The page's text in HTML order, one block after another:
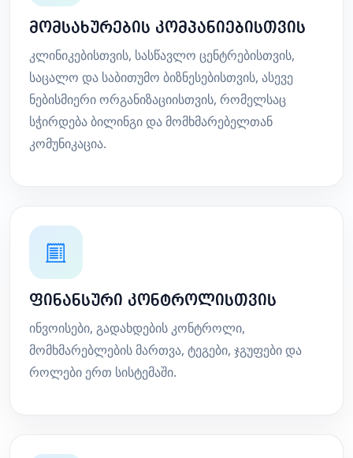
მომსახურების კომპანიებისთვის
კლინიკებისთვის, სასწავლო ცენტრებისთვის,
საცალო და საბითუმო ბიზნესებისთვის, ასევე
ნებისმიერი ორგანიზაციისთვის, რომელსაც
სჭირდება ბილინგი და მომხმარებელთან
კომუნიკაცია.
ფინანსური კონტროლისთვის
ინვოისები, გადახდების კონტროლი,
მომხმარებლების მართვა, ტეგები, ჯგუფები და
როლები ერთ სისტემაში.